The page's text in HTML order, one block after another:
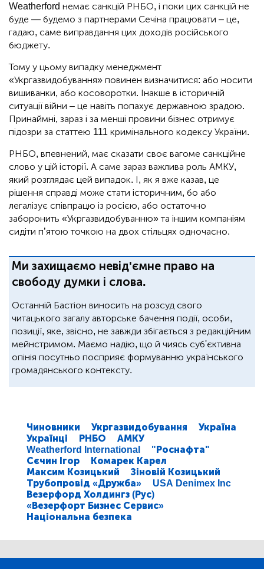
Weatherford немає санкцій РНБО, і поки цих санкцій не
буде — будемо з партнерами Сечіна працювати – це,
гадаю, саме виправдання цих доходів російського
бюджету.
Тому у цьому випадку менеджмент
«Укргазвидобування» повинен визначитися: або носити
вишиванки, або косоворотки. Інакше в історичній
ситуації війни – це навіть попахує державною зрадою.
Принаймні, зараз і за менші провини бізнес отримує
підозри за статтею 111 кримінального кодексу України.
РНБО, впевнений, має сказати своє вагоме санкційне
слово у цій історії. А саме зараз важлива роль АМКУ,
який розглядає цей випадок. І, як я вже казав, це
рішення справді може стати історичним, бо або
легалізує співпрацю із росією, або остаточно
заборонить «Укргазвидобуванню» та іншим компаніям
сидіти п’ятою точкою на двох стільцях одночасно.
Ми захищаємо невід'ємне право на
свободу думки і слова.
Останній Бастіон виносить на розсуд свого
читацького загалу авторське бачення події, особи,
позиції, яке, звісно, не завжди збігається з редакційним
мейнстримом. Маємо надію, що й чиясь суб'єктивна
опінія посутньо посприяє формуванню українського
громадянського контексту.
Чиновники Укргазвидобування
Україна
Українці
РНБО
АМКУ
Weatherford International
"Роснафта"
Сєчин Ігор
Комарек Карел
Максим Козицький
Зіновій Козицький
Трубопровід «Дружба»
USA Denimex Inc
Везерфорд Холдингз (Рус)
«Везерфорт Бизнес Сервис»
Національна безпека